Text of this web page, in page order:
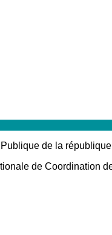
de la
de Coordination